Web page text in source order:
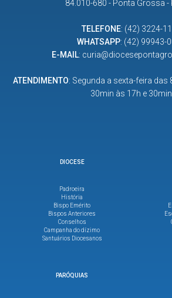
84.010-680 - Ponta Grossa -
TELEFONE: (42) 3224-
WHATSAPP: (42) 99943-
E-MAIL:
ATENDIMENTO: Segunda a sexta-feira das
30min às 17h e 30min
DIOCESE
Padroeira
História
Bispo Emérito
Bispos Anteriores
Conselhos
Campanha do dízimo
Santuários Diocesanos
PARÓQUIAS